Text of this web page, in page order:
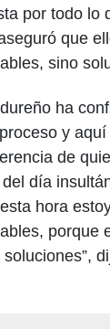
por todo lo
que
sino
ha
y
de
día
hora
porque